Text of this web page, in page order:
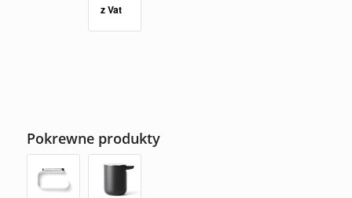
z Vat
Pokrewne produkty